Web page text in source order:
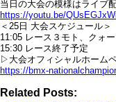
当日の大会の模様はライブ
https://youtu.be/
＜25日 大会スケジュール＞
11:05 レース３モト、クォ
15:30 レース終了予定
▷大会オフィシャルホーム
https://bmx-
Related Posts: